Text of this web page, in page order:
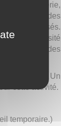
menuiserie,
les acquis des
personnalisés.
la curiosité
à des
de foot. Un
cette activité.
temporaire.)